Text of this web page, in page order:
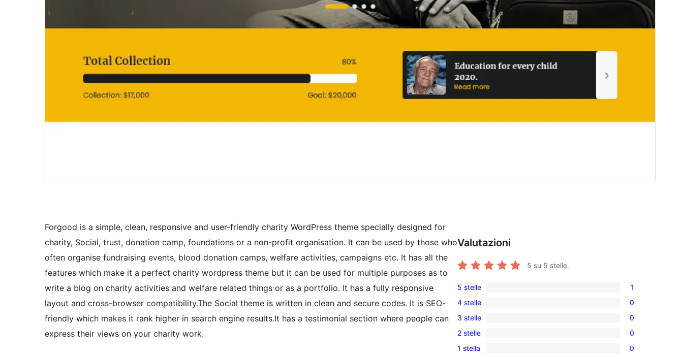
Forgood is a simple, clean, responsive and user-friendly charity WordPress theme specially designed for
charity, Social, trust, donation camp, foundations or a non-profit organisation. It can be used by those who
often organise fundraising events, blood donation camps, welfare activities, campaigns etc. It has all the
features which make it a perfect charity wordpress theme but it can be used for multiple purposes as to
write a blog on charity activities and welfare related things or as a portfolio. It has a fully responsive
layout and cross-browser compatibility.The Social theme is written in clean and secure codes. It is SEO-
friendly which makes it rank higher in search engine results.It has a testimonial section where people can
express their views on your charity work.
Valutazioni
5 su 5 stelle.
1
5-
recensioni
a
stelle
5 stelle 1
0
recensioni
a
4-
4 stelle 0
0
recensioni
a
3 stelle 0
0
recensioni
2 stelle 0
0
1 stella 0